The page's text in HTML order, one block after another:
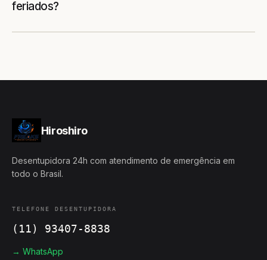
feriados?
Hiroshiro
Desentupidora 24h com atendimento de emergência em
todo o Brasil.
TELEFONE DESENTUPIDORA
(11) 93407-8838
→ WhatsApp